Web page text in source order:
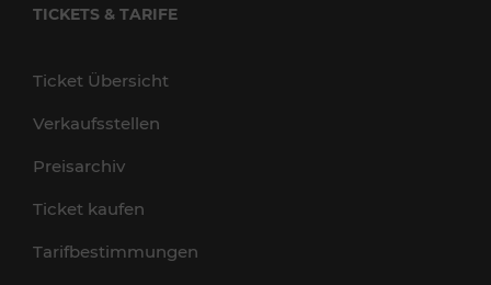
TICKETS & TARIFE
Ticket Übersicht
Verkaufsstellen
Preisarchiv
Ticket kaufen
Tarifbestimmungen